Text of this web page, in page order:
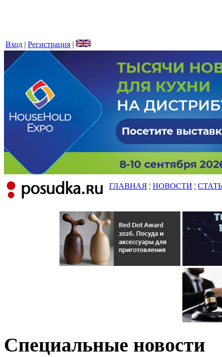
Вход | Регистрация |
ГЛАВНАЯ ¦ НОВОСТИ ¦
Специальные новости